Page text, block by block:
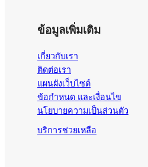
ข้อมูลเพิ่มเติม
เกี่ยวกับเรา
ติดต่อเรา
แผนผังเว็บไซต์
ข้อกำหนด และเงื่อนไข
นโยบายความเป็นส่วนตัว
บริการช่วยเหลือ